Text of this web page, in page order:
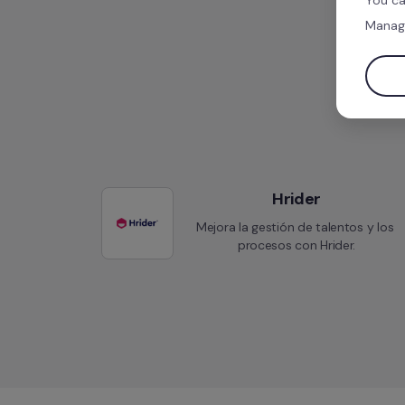
Hrider
Mejora la gestión de talentos y los
procesos con Hrider.